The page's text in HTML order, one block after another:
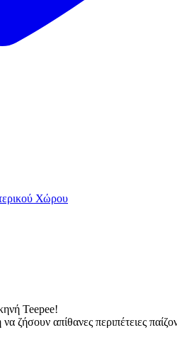
Χώρου
Teepee!
ζήσουν απίθανες περιπέτειες